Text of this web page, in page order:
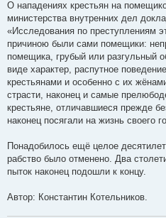
О нападениях крестьян на
министерства внутренних дел
«Исследования по преступлениям
причиною были сами помещики:
помещика, грубый или разгульный
виде характер, распутное
крестьянами и особенно с их
страсти, наконец и самые
крестьяне, отличавшиеся прежде
наконец посягали на жизнь своего
Понадобилось ещё целое
рабство было отменено. Два
пыток наконец подошли к концу.
Автор: Константин Котельников.